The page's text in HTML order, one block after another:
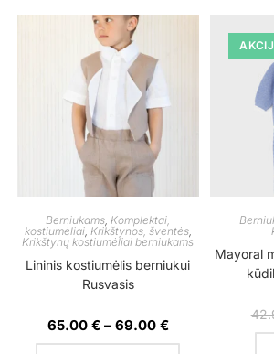
Berniukams,Komplektai,
kostiumėliai, Krikštynos, šventės,
Krikštynų kostiumėliai berniukams
Lininis kostiumėlis berniukui
Rusvasis
65.00 € – 69.00 €
Mayoral